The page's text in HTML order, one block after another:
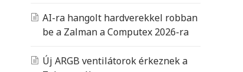
AI-ra hangolt hardverekkel robban
be a Zalman a Computex 2026-ra
Új ARGB ventilátorok érkeznek a